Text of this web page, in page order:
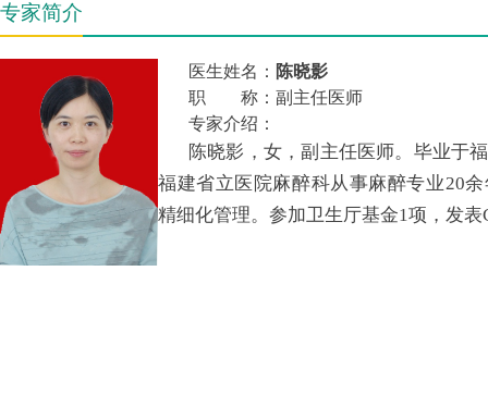
专家简介
医生姓名： 陈晓影
职 称：副主任医师
专家介绍：
陈晓影，女，副主任医师。毕业于
福建省立医院麻醉科从事麻醉专业20
精细化管理。参加卫生厅基金1项，发表